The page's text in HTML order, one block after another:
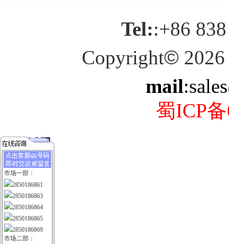
Tel::+86
Copyright© 2026
mail
蜀ICP
市场一部：
2850186861
2850186863
2850186864
2850186865
2850186869
市场二部：